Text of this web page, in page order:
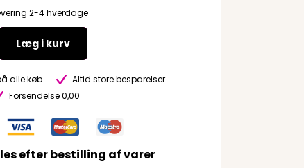
2-4 hverdage
Læg i kurv
alle køb
Altid store besparelser
Forsendelse 0,00
efter bestilling af varer